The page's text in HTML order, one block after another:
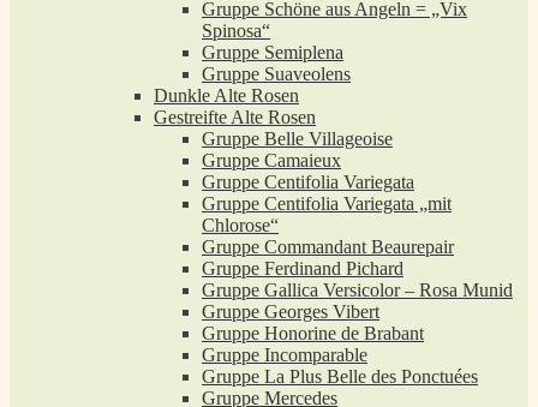
Gruppe Schöne aus Angeln = „Vix
Spinosa“
Gruppe Semiplena
Gruppe Suaveolens
Dunkle Alte Rosen
Gestreifte Alte Rosen
Gruppe Belle Villageoise
Gruppe Camaieux
Gruppe Centifolia Variegata
Gruppe Centifolia Variegata „mit
Chlorose“
Gruppe Commandant Beaurepair
Gruppe Ferdinand Pichard
Gruppe Gallica Versicolor – Rosa Munid
Gruppe Georges Vibert
Gruppe Honorine de Brabant
Gruppe Incomparable
Gruppe La Plus Belle des Ponctuées
Gruppe Mercedes